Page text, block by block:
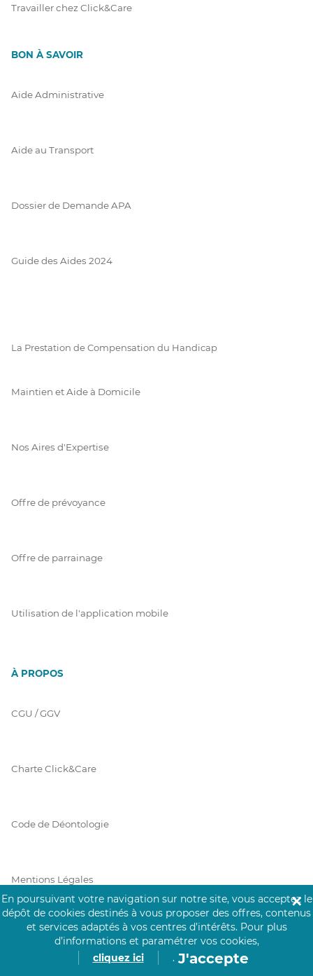
Travailler chez Click&Care
BON À SAVOIR
Aide Administrative
Aide au Transport
Dossier de Demande APA
Guide des Aides 2024
La Prestation de Compensation du Handicap
Maintien et Aide à Domicile
Nos Aires d'Expertise
Offre de prévoyance
Offre de parrainage
Utilisation de l'application mobile
À PROPOS
CGU / GGV
Charte Click&Care
Code de Déontologie
Mentions Légales
Prérequis Click&Care
En poursuivant votre navigation sur notre site, vous acceptez le
dépôt de cookies destinés à vous proposer des offres, contenus
et services adaptés à vos centres d’intérêts. Pour plus
d’informations et paramétrer vos cookies,
cliquez ici
. J'accepte
✕